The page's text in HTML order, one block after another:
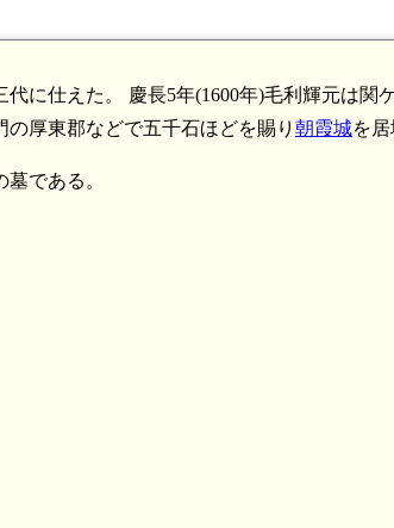
に仕えた。 慶長5年(1600年)毛利輝元は関
厚東郡などで五千石ほどを賜り 朝霞城を居
である。